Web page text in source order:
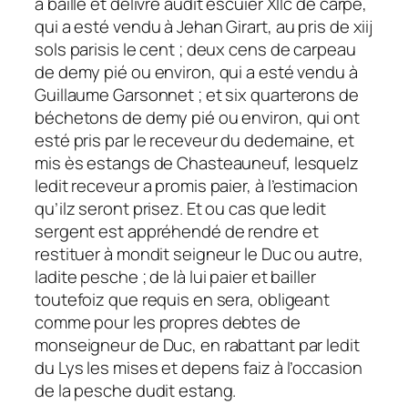
qui a esté vendu à Jehan Girart, au pris de xiij
sols parisis le cent ; deux cens de carpeau
de demy pié ou environ, qui a esté vendu à
Guillaume Garsonnet ; et six quarterons de
béchetons de demy pié ou environ, qui ont
esté pris par le receveur du dedemaine, et
mis ès estangs de Chasteauneuf, lesquelz
ledit receveur a promis paier, à l’estimacion
qu’ilz seront prisez. Et ou cas que ledit
sergent est appréhendé de rendre et
restituer à mondit seigneur le Duc ou autre,
ladite pesche ; de là lui paier et bailler
toutefoiz que requis en sera, obligeant
comme pour les propres debtes de
monseigneur de Duc, en rabattant par ledit
du Lys les mises et depens faiz à l’occasion
de la pesche dudit estang.